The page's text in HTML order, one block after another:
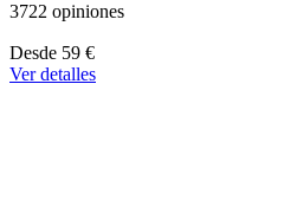
3722 opiniones
A
partir
Desde 59 €
Ver detalles